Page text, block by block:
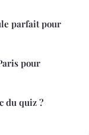
parfait pour
pour
du quiz ?